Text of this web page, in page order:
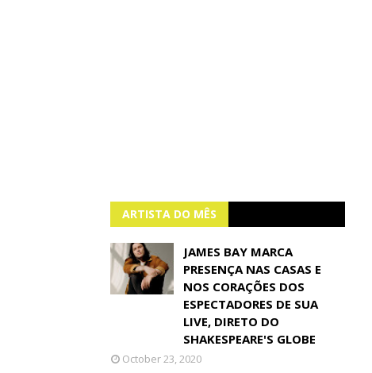
ARTISTA DO MÊS
JAMES BAY MARCA
PRESENÇA NAS CASAS E
NOS CORAÇÕES DOS
ESPECTADORES DE SUA
LIVE, DIRETO DO
SHAKESPEARE'S GLOBE
October 23, 2020